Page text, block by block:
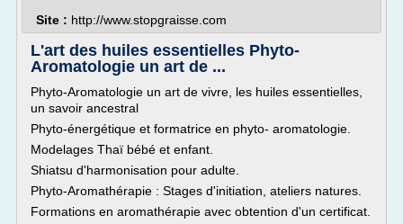
Site : http://www.stopgraisse.com
L'art des huiles essentielles Phyto-
Aromatologie un art de ...
Phyto-Aromatologie un art de vivre, les huiles essentielles,
un savoir ancestral
Phyto-énergétique et formatrice en phyto- aromatologie.
Modelages Thaï bébé et enfant.
Shiatsu d'harmonisation pour adulte.
Phyto-Aromathérapie : Stages d'initiation, ateliers natures.
Formations en aromathérapie avec obtention d'un certificat.